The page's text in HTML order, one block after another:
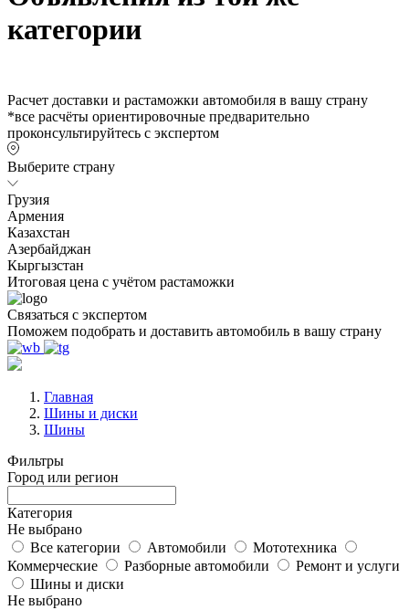
категории
Расчет доставки и растаможки автомобиля в вашу страну
*все расчёты ориентировочные предварительно
проконсультируйтесь с экспертом
Выберите страну
Грузия
Армения
Казахстан
Азербайджан
Кыргызстан
Итоговая цена с учётом растаможки
Связаться с экспертом
Поможем подобрать и доставить автомобиль в вашу страну
Главная
Шины и диски
Шины
Фильтры
Город или регион
Категория
Не выбрано
Все категории
Автомобили
Мототехника
Коммерческие
Разборные автомобили
Ремонт и услуги
Шины и диски
Не выбрано